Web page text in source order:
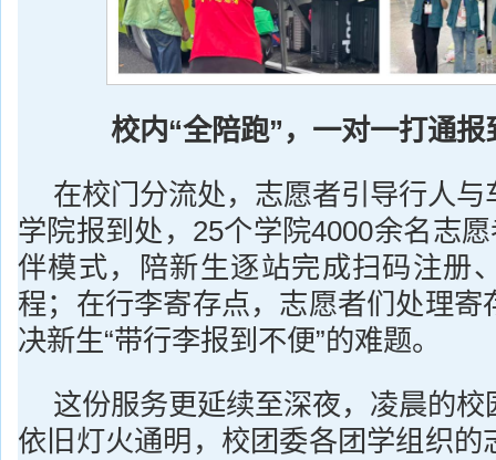
校内“全陪跑”，一对一打通报
在校门分流处，志愿者引导行人
学院报到处，25个学院4000余名志愿
伴模式，陪新生逐站完成扫码注册
程；在行李寄存点，志愿者们处理寄
决新生“带行李报到不便”的难题。
这份服务更延续至深夜，凌晨的
依旧灯火通明，校团委各团学组织的